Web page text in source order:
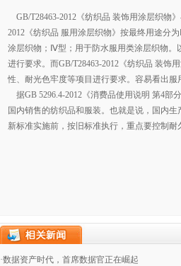
GB/T28463-2012《纺织品 装饰用涂层织物
2012《纺织品 服用涂层织物》按最终用途分
涂层织物；Ⅳ型；用于防水服用类涂层织物。
进行要求。而GB/T28463-2012《纺织品 装饰
性、耐光色牢度等项目进行要求。容易看出服
据GB 5296.4-2012《消费品使用说明 第4部
国内销售的纺织品和服装。也就是说，国内
新标准实施前，按旧标准执行，重点要控制耐
·数据资产时代，首席数据官正在崛起